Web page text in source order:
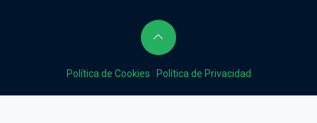
Política de Cookies Política de Privacidad